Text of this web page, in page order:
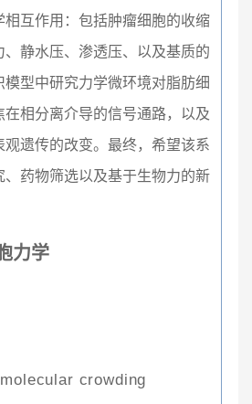
相互作用：包括肿瘤细胞的收缩
、静水压、渗透压、以及基质的
型中研究力学微环境对脂肪细
在相分离介导的信号通路，以及
遗传的改变。最终，希望该系
药物筛选以及基于生物力的新
力学
crowding